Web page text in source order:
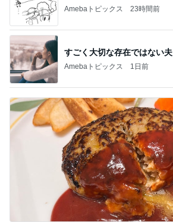
Amebaトピックス 23時間前
すごく大切な存在ではない夫
Amebaトピックス 1日前